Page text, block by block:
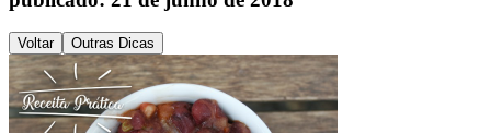
Voltar Outras Dicas